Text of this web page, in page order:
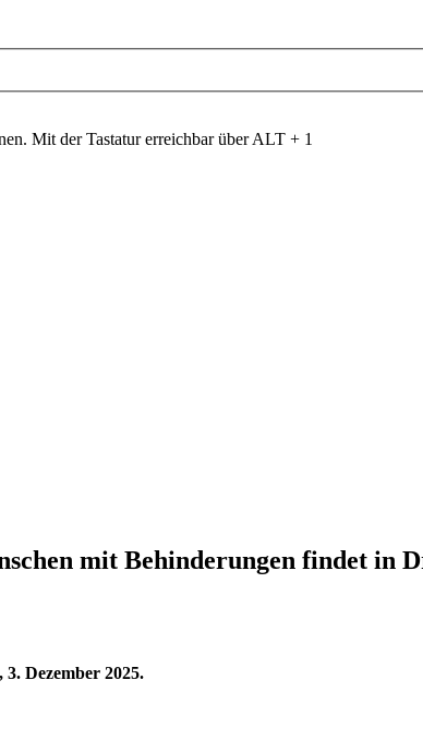
Mit der Tastatur erreichbar über ALT + 1
mit Behinderungen findet
Dezember 2025.